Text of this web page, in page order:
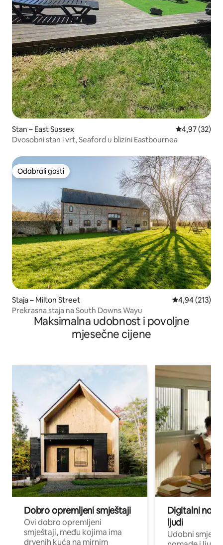
Stan – East Sussex Prosječna
4,97 (32)
Dvosobni stan i vrt, Seaford u blizini Eastbournea
Odabrali gosti
Odabrali gosti
Staja – Milton Street Prosječna
4,94 (213)
Prekrasna staja na South Downs Wayu
Maksimalna udobnost i povoljne
mjesečne cijene
Dobro opremljeni smještaji
Ovi dobro opremljeni
smještaji, među kojima ima
drvenih kuća na mirnim
Digitalni
ljudi
Udobni